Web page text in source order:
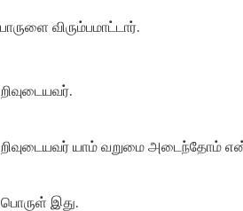
விரும்பமாட்டார்.
யாம் வறுமை அடைந்தோம்
இது.